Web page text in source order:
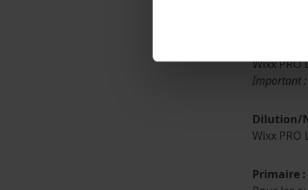
Wixx
Important :
Dilution/
Wixx
Primaire :